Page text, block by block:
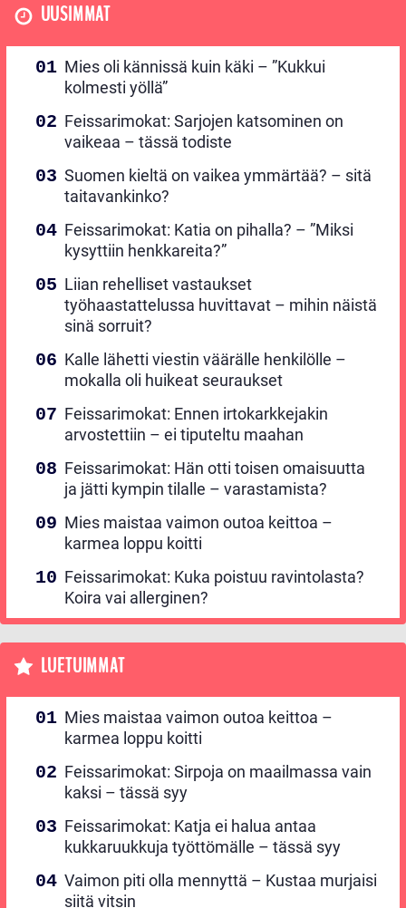
UUSIMMAT
Mies oli kännissä kuin käki – ”Kukkui
kolmesti yöllä”
Feissarimokat: Sarjojen katsominen on
vaikeaa – tässä todiste
Suomen kieltä on vaikea ymmärtää? – sitä
taitavankinko?
Feissarimokat: Katia on pihalla? – ”Miksi
kysyttiin henkkareita?”
Liian rehelliset vastaukset
työhaastattelussa huvittavat – mihin näistä
sinä sorruit?
Kalle lähetti viestin väärälle henkilölle –
mokalla oli huikeat seuraukset
Feissarimokat: Ennen irtokarkkejakin
arvostettiin – ei tiputeltu maahan
Feissarimokat: Hän otti toisen omaisuutta
ja jätti kympin tilalle – varastamista?
Mies maistaa vaimon outoa keittoa –
karmea loppu koitti
Feissarimokat: Kuka poistuu ravintolasta?
Koira vai allerginen?
LUETUIMMAT
Mies maistaa vaimon outoa keittoa –
karmea loppu koitti
Feissarimokat: Sirpoja on maailmassa vain
kaksi – tässä syy
Feissarimokat: Katja ei halua antaa
kukkaruukkuja työttömälle – tässä syy
Vaimon piti olla mennyttä – Kustaa murjaisi
siitä vitsin